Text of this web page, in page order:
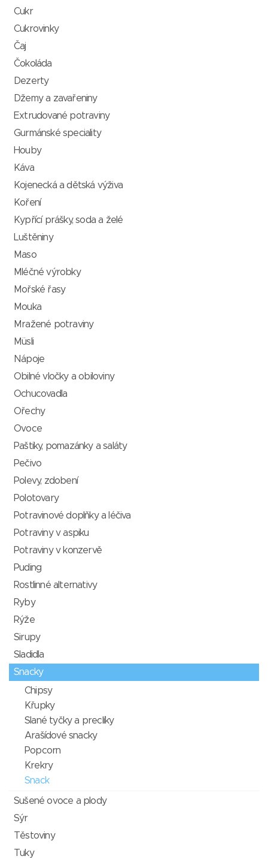
Cukr
Cukrovinky
Čaj
Čokoláda
Dezerty
Džemy a zavařeniny
Extrudované potraviny
Gurmánské speciality
Houby
Káva
Kojenecká a dětská výživa
Koření
Kypřící prášky, soda a želé
Luštěniny
Maso
Mléčné výrobky
Mořské řasy
Mouka
Mražené potraviny
Müsli
Nápoje
Obilné vločky a obiloviny
Ochucovadla
Ořechy
Ovoce
Paštiky, pomazánky a saláty
Pečivo
Polevy, zdobení
Polotovary
Potravinové doplňky a léčiva
Potraviny v aspiku
Potraviny v konzervě
Puding
Rostlinné alternativy
Ryby
Rýže
Sirupy
Sladidla
Snacky
Chipsy
Křupky
Slané tyčky a preclíky
Arašídové snacky
Popcorn
Krekry
Snack
Sušené ovoce a plody
Sýr
Těstoviny
Tuky